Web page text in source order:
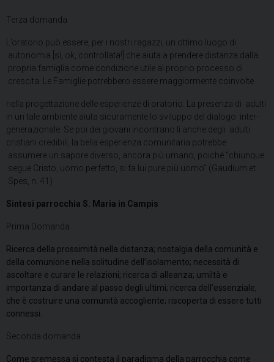
Terza domanda
L’oratorio può essere, per i nostri ragazzi, un ottimo luogo di
autonomia [sì, ok, controllata!] che aiuta a prendere distanza dalla
propria famiglia come condizione utile al proprio processo di
crescita. Le Famiglie potrebbero essere maggiormente coinvolte
nella progettazione delle esperienze di oratorio. La presenza di adulti
in un tale ambiente aiuta sicuramente lo sviluppo del dialogo inter-
generazionale. Se poi dei giovani incontrano lì anche degli adulti
cristiani credibili, la bella esperienza comunitaria potrebbe
assumere un sapore diverso, ancora più umano, poiché “chiunque
segue Cristo, uomo perfetto, si fa lui pure più uomo” (Gaudium et
Spes, n. 41)
Sintesi parrocchia S. Maria in Campis
Prima Domanda
Ricerca della prossimità nella distanza; nostalgia della comunità e
della comunione nella solitudine dell’isolamento; necessità di
ascoltare e curare le relazioni; ricerca di alleanza; umiltà e
importanza di andare al passo degli ultimi; ricerca dell’essenziale,
che è costruire una comunità accogliente; riscoperta di essere tutti
connessi.
Seconda domanda
Come premessa si contesta il paradigma della parrocchia come